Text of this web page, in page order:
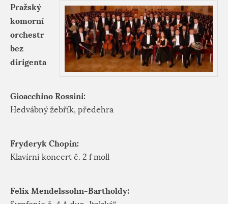
Pražský
komorní
orchestr
bez
dirigenta
Gioacchino Rossini:
Hedvábný žebřík, předehra
Fryderyk Chopin:
Klavírní koncert č. 2 f moll
Felix Mendelssohn-Bartholdy: